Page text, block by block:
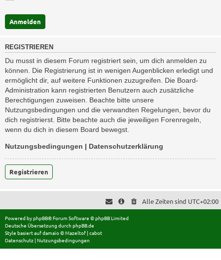
REGISTRIEREN
Du musst in diesem Forum registriert sein, um dich anmelden zu
können. Die Registrierung ist in wenigen Augenblicken erledigt und
ermöglicht dir, auf weitere Funktionen zuzugreifen. Die Board-
Administration kann registrierten Benutzern auch zusätzliche
Berechtigungen zuweisen. Beachte bitte unsere
Nutzungsbedingungen und die verwandten Regelungen, bevor du
dich registrierst. Bitte beachte auch die jeweiligen Forenregeln,
wenn du dich in diesem Board bewegst.
Nutzungsbedingungen | Datenschutzerklärung
Registrieren
Alle Zeiten sind UTC+02:00
Powered byphpBB® Forum Software © phpBB Limited
Deutsche Übersetzung durch phpBB.de
Style basiert aufdamaïo ©Mazeltof | cabot
Datenschutz | Nutzungsbedingungen